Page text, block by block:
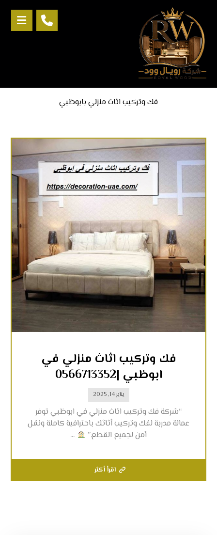
فك وتركيب اثاث منزلي بابوظبي
فك وتركيب اثاث منزلي في
ابوظبي |0566713352
يناير 14, 2025
“شركة فك وتركيب اثاث منزلي في ابوظبي توفر
عمالة مدربة لفك وتركيب أثاثك باحترافية كاملة ونقل
آمن لجميع القطع.”
...
اقرأ أكثر